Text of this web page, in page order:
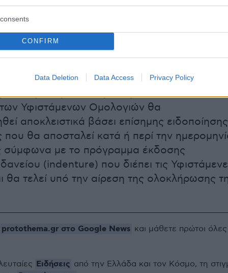
CONFIRM
Data Deletion Data Access Privacy Policy
σύμφωνα με τον Regulation S βάσει
Κινητών Αξιών των Η.Π.Α. του 1933, όπως
Ηλεκτρονική Netroadshow παρουσίαση θα
δεν αποτελεί ειδοποίηση
Υφιστάμενων Ομολογιών. Τυχόν
Υφιστάμενων Ομολογιών θα
αποκλειστικά βάσει επίσημης ειδοποίησης
θα αποσταλεί κατά ή περί την
σύμφωνα με το πρόγραμμα έκδοσης
(indenture) που διέπει τις
θα τελεί υπό την αίρεση της ολοκλήρωσης
protothema.gr στο Google News και μάθετε πρώτοι όλες
Ειδήσεις από την Ελλάδα και τον Κόσμο, τη